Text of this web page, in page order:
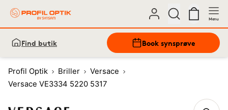
Menu
Find butik Book synsprøve
Profil Optik Briller
Versace
Versace VE3334 5220 5317